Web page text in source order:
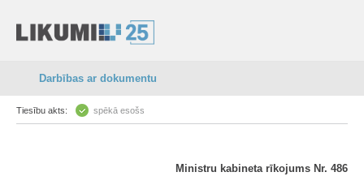
Darbības ar dokumentu
Tiesību akts: spēkā esošs
Ministru kabineta rīkojums Nr. 486